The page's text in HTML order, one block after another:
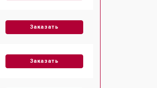
Заказать
Заказать